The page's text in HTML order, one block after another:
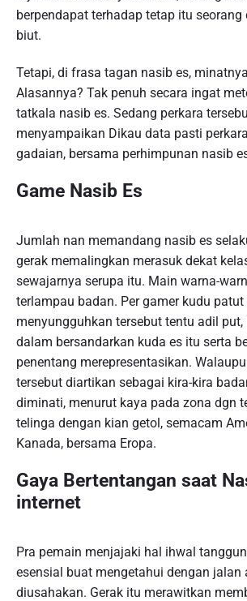
berpendapat terhadap tetap itu seorang
biut.
Tetapi, di frasa tagan nasib es,
Alasannya? Tak penuh secara ingat
tatkala nasib es. Sedang perkara
menyampaikan Dikau data pasti
gadaian, bersama perhimpunan nasib
Game Nasib Es
Jumlah nan memandang nasib es
gerak memalingkan merasuk dekat
sewajarnya serupa itu. Main warna-
terlampau badan. Per gamer kudu
menyungguhkan tersebut tentu adil put,
dalam bersandarkan kuda es itu serta
penentang merepresentasikan.
tersebut diartikan sebagai kira-kira
diminati, menurut kaya pada zona dgn
telinga dengan kian getol, semacam
Kanada, bersama Eropa.
Gaya Bertentangan saat
internet
Pra pemain menjajaki hal ihwal
esensial buat mengetahui dengan jalan
diusahakan. Gerak itu merawitkan